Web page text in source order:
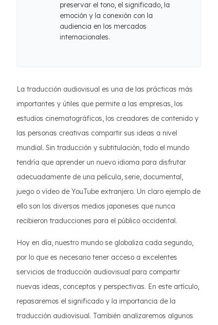
preservar el tono, el significado, la
emoción y la conexión con la
audiencia en los mercados
internacionales.
La traducción audiovisual es una de las prácticas más
importantes y útiles que permite a las empresas, los
estudios cinematográficos, los creadores de contenido y
las personas creativas compartir sus ideas a nivel
mundial. Sin traducción y subtitulación, todo el mundo
tendría que aprender un nuevo idioma para disfrutar
adecuadamente de una película, serie, documental,
juego o vídeo de YouTube extranjero. Un claro ejemplo de
ello son los diversos medios japoneses que nunca
recibieron traducciones para el público occidental.
Hoy en día, nuestro mundo se globaliza cada segundo,
por lo que es necesario tener acceso a excelentes
servicios de traducción audiovisual para compartir
nuevas ideas, conceptos y perspectivas. En este artículo,
repasaremos el significado y la importancia de la
traducción audiovisual. También analizaremos algunos